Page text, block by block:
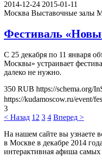
2014-12-24 2015-01-11
Москва Выставочные залы
Фестиваль
С 25 декабря по 11 января
Москвы» устраивает
далеко не нужно.
350 RUB https://schema.org/
https://kudamoscow.ru/event/
3
< Назад 1 2 3 4 Вперед >
На нашем сайте вы узнаете
в Москве в декабре 2014
интерактивная афиша